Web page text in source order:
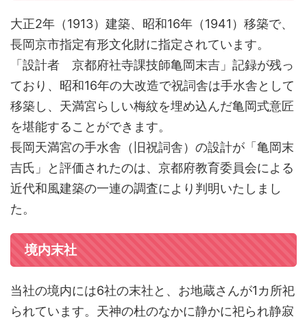
大正2年（1913）建築、昭和16年（1941）移築で、
長岡京市指定有形文化財に指定されています。
「設計者 京都府社寺課技師亀岡末吉」記録が残っ
ており、昭和16年の大改造で祝詞舎は手水舎として
移築し、天満宮らしい梅紋を埋め込んだ亀岡式意匠
を堪能することができます。
長岡天満宮の手水舎（旧祝詞舎）の設計が「亀岡末
吉氏」と評価されたのは、京都府教育委員会による
近代和風建築の一連の調査により判明いたしまし
た。
境内末社
当社の境内には6社の末社と、お地蔵さんが1カ所祀
られています。天神の杜のなかに静かに祀られ静寂